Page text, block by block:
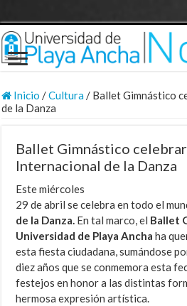
Inicio /Cultura/ Ballet Gimnástico
de la Danza
Ballet Gimnástico
Internacional de la Danza
Este miércoles
29 de abril se celebra en todo el
de la Danza. En tal marco, el Ballet
Universidad de Playa Ancha ha
esta fiesta ciudadana, sumándose
diez años que se conmemora esta
festejos en honor a las distintas
hermosa expresión artística.